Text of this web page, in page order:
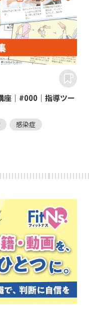
座｜#000｜指導ツー
感染症